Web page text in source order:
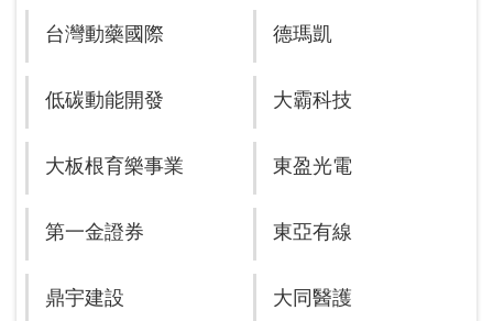
台灣動藥國際 德瑪凱
低碳動能開發 大霸科技
大板根育樂事業 東盈光電
第一金證券 東亞有線
鼎宇建設 大同醫護